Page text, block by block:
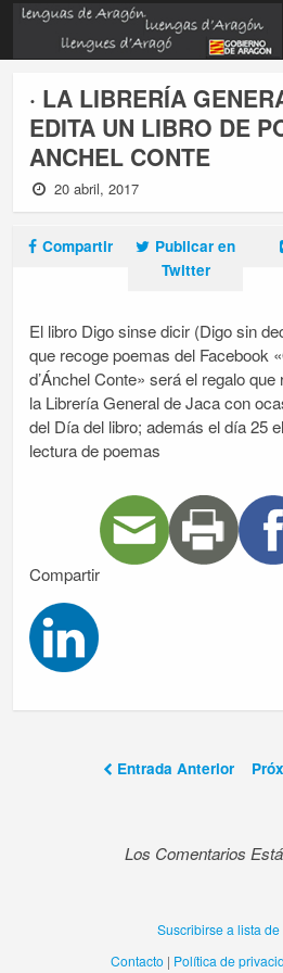
· LA LIBRERÍA
EDITA UN LIBRO DE
ANCHEL CONTE
20 abril, 2017
Compartir
Publicar en
Twitter
El libro Digo sinse dicir (Digo sin
que recoge poemas del Facebook
d’Ánchel Conte» será el regalo
la Librería General de Jaca con
del Día del libro; además el día 25
lectura de poemas
Compartir
Entrada Anterior
Los Comentarios
Suscribirse a lista
Contacto | Política de